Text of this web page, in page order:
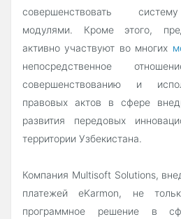
совершенствовать
модулями. Кроме этого,
активно участвуют во многих
непосредственное
совершенствованию и
правовых актов в сфере
развития передовых
территории Узбекистана.
Компания Multisoft Solutions,
платежей eKarmon, не
программное решение в